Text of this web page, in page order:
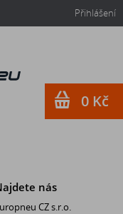
Přihlášení
nás
CZ s.r.o.
0 Kč